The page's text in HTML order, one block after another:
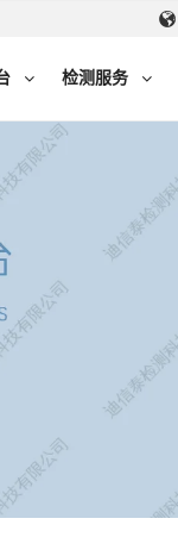
检测服务